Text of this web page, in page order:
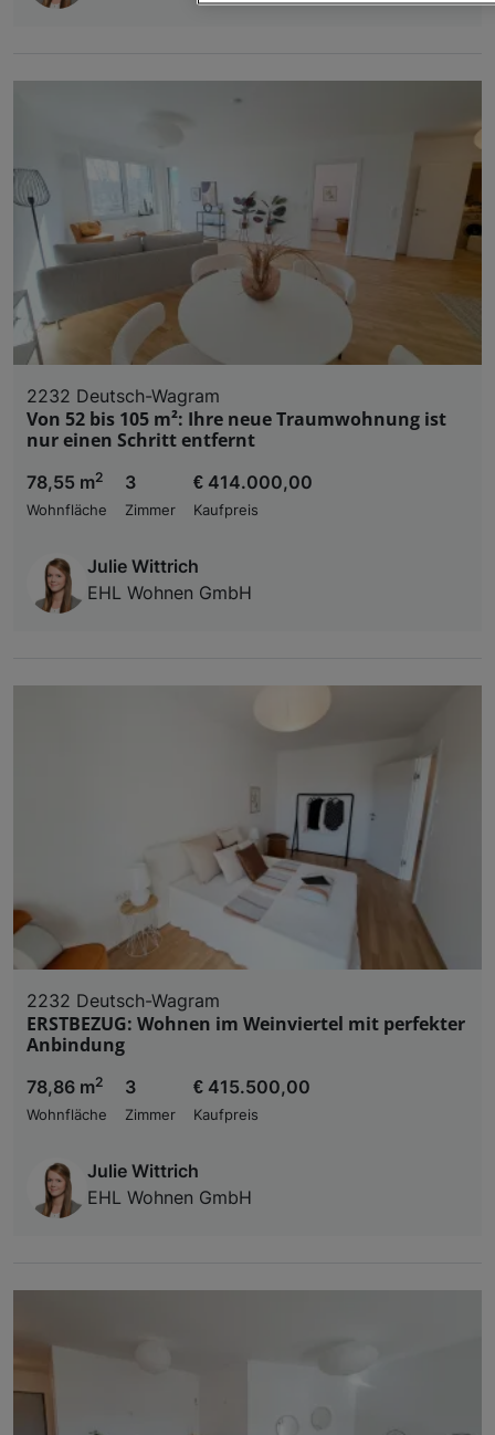
2232 Deutsch-Wagram
Von 52 bis 105 m²: Ihre neue Traumwohnung ist
nur einen Schritt entfernt
78,55 m2
Wohnfläche
3
Zimmer
€ 414.000,00
Kaufpreis
Julie Wittrich
EHL Wohnen GmbH
2232 Deutsch-Wagram
ERSTBEZUG: Wohnen im Weinviertel mit perfekter
Anbindung
78,86 m2
Wohnfläche
3
Zimmer
€ 415.500,00
Kaufpreis
Julie Wittrich
EHL Wohnen GmbH
Zugriff auf Informationen auf einem Endgerät.
und der Performance von Inhalten,